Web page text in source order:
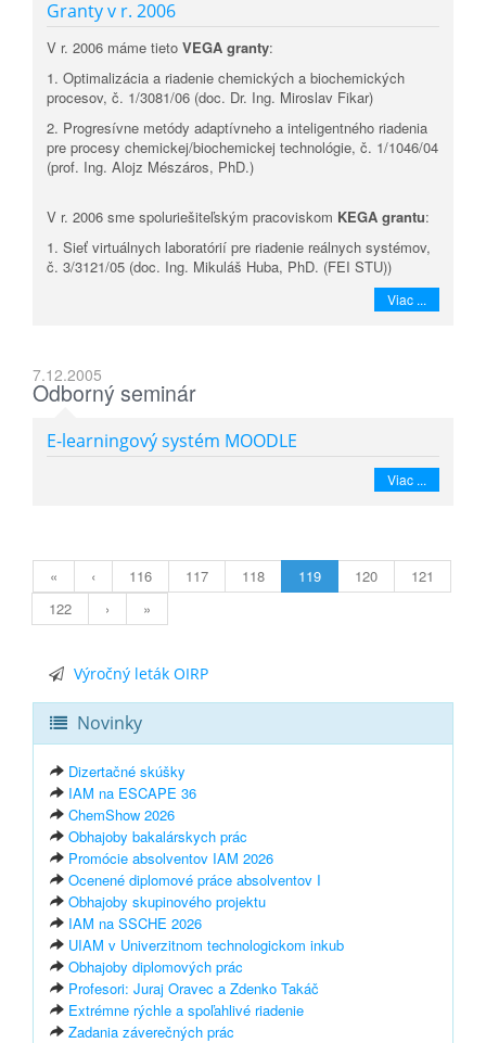
Granty v r. 2006
V r. 2006 máme tieto VEGA granty:
1. Optimalizácia a riadenie chemických a biochemických
procesov, č. 1/3081/06 (doc. Dr. Ing. Miroslav Fikar)
2. Progresívne metódy adaptívneho a inteligentného riadenia
pre procesy chemickej/biochemickej technológie, č. 1/1046/04
(prof. Ing. Alojz Mészáros, PhD.)
V r. 2006 sme spoluriešiteľským pracoviskom KEGA grantu:
1. Sieť virtuálnych laboratórií pre riadenie reálnych systémov,
č. 3/3121/05 (doc. Ing. Mikuláš Huba, PhD. (FEI STU))
Viac ...
7.12.2005
Odborný seminár
E-learningový systém MOODLE
Viac ...
« ‹ 116 117 118 119 120
121
122
› »
Výročný leták OIRP
Novinky
Dizertačné skúšky
IAM na ESCAPE 36
ChemShow 2026
Obhajoby bakalárskych prác
Promócie absolventov IAM 2026
Ocenené diplomové práce absolventov I
Obhajoby skupinového projektu
IAM na SSCHE 2026
UIAM v Univerzitnom technologickom inkub
Obhajoby diplomových prác
Profesori: Juraj Oravec a Zdenko Takáč
Extrémne rýchle a spoľahlivé riadenie
Zadania záverečných prác